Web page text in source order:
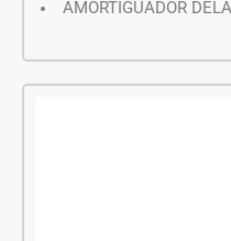
AMORTIGUADOR